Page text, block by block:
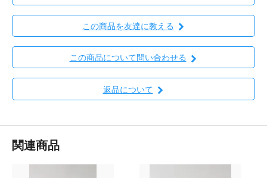
この商品を友達に教える
この商品について問い合わせる
返品について
関連商品